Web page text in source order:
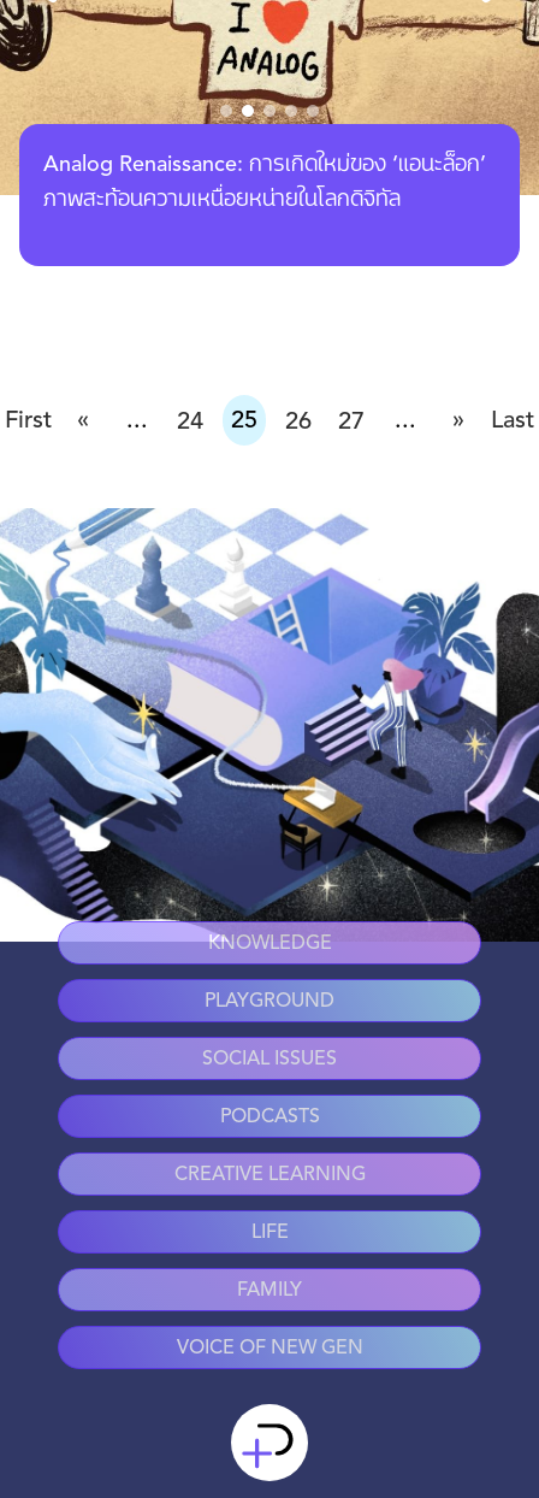
Analog Renaissance: การเกิดใหม่ของ ‘แอนะล็อก’
ภาพสะท้อนความเหนื่อยหน่ายในโลกดิจิทัล
First « ... 24 25 26 27 ... » Last
KNOWLEDGE
PLAYGROUND
SOCIAL ISSUES
PODCASTS
CREATIVE LEARNING
LIFE
FAMILY
VOICE OF NEW GEN